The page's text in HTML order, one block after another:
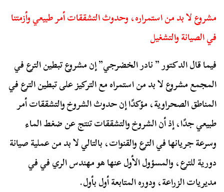
مشروع لا بد من استمراره، وحدوث التشققات أمر طبيعي وأزمتنا
في الصيانة والتشغيل
فيما قال الدكتور ” نادر الخضرجي” إن مشروع تبطين الترع في
المجمع مشروع لا بد من استمراه مع التركيز على تبطين الترع في
المناطق الصحراوية، مؤكدًا إن حدوث الشروخ والتشققات أمر
طبيعي جدًا، إذ أن الشروخ والتشققات تنتج عن ضغط الماء
وسرعة جريانها في الترع والقنوات، بالتالي لا بد من عملية صيانة
دورية للترع، والمسؤول الأول عنها هو مهندس الري في في
مديريات الزراعة، ودوره المتابعة أول بأول.